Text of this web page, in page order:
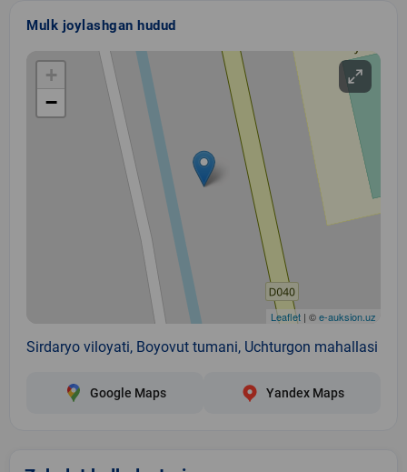
Mulk joylashgan hudud
+
−
Leaflet | ©e-auksion.uz
Sirdaryo viloyati, Boyovut tumani, Uchturgon mahallasi
Google Maps Yandex Maps